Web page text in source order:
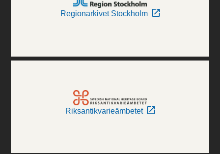
Regionarkivet Stockholm
Riksantikvarieämbetet